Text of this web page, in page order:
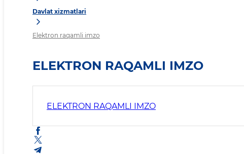
Davlat xizmatlari
Elektron raqamli imzo
ELEKTRON RAQAMLI IMZO
ELEKTRON RAQAMLI IMZO